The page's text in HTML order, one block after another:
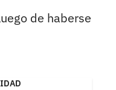
de haberse